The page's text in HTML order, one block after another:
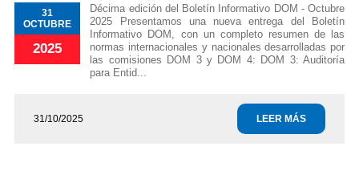
31
OCTUBRE
2025
Décima edición del Boletín Informativo DOM - Octubre
2025 Presentamos una nueva entrega del Boletín
Informativo DOM, con un completo resumen de las
normas internacionales y nacionales desarrolladas por
las comisiones DOM 3 y DOM 4: DOM 3: Auditoría
para Entid...
31/10/2025 LEER MÁS